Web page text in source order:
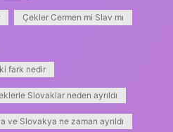
Çekler Cermen mi Slav mı
fark nedir
Slovaklar neden ayrıldı
ve Slovakya ne zaman ayrıldı